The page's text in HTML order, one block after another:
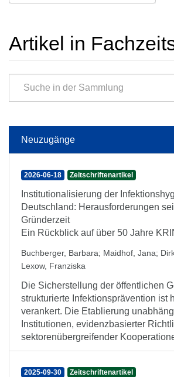
Artikel in
Neuzugänge
2026-06-18 Zeitschriftenartikel
Institutionalisierung der
Deutschland: Herausforderungen
Gründerzeit
Ein Rückblick auf über 50 Jahre
Buchberger, Barbara; Maidhof, Jana;
Lexow, Franziska
Die Sicherstellung der öffentlichen
strukturierte Infektionsprävention ist
verankert. Die Etablierung
Institutionen, evidenzbasierter
sektorenübergreifender
2025-09-30 Zeitschriftenartikel